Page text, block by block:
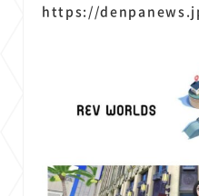
https://